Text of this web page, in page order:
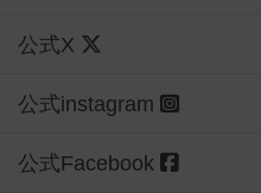
公式X
公式instagram
公式Facebook